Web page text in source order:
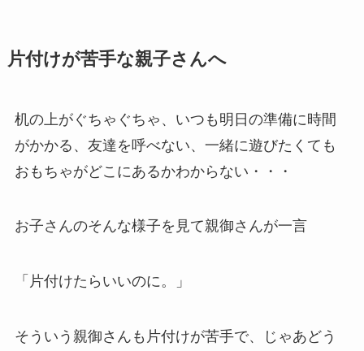
片付けが苦手な親子さんへ
机の上がぐちゃぐちゃ、いつも明日の準備に時間
がかかる、友達を呼べない、一緒に遊びたくても
おもちゃがどこにあるかわからない・・・
お子さんのそんな様子を見て親御さんが一言
「片付けたらいいのに。」
そういう親御さんも片付けが苦手で、じゃあどう